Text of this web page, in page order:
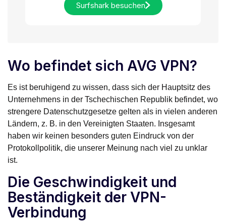
Surfshark besuchen
Wo befindet sich AVG VPN?
Es ist beruhigend zu wissen, dass sich der Hauptsitz des
Unternehmens in der Tschechischen Republik befindet, wo
strengere Datenschutzgesetze gelten als in vielen anderen
Ländern, z. B. in den Vereinigten Staaten. Insgesamt
haben wir keinen besonders guten Eindruck von der
Protokollpolitik, die unserer Meinung nach viel zu unklar
ist.
Die Geschwindigkeit und
Beständigkeit der VPN-
Verbindung